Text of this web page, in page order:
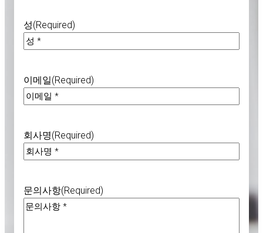
성(Required)
이메일(Required)
회사명(Required)
문의사항(Required)